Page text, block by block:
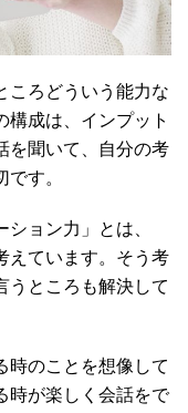
ころどういう能力な
構成は、インプット
を聞いて、自分の考
す。
ョン力」とは、
えています。そう考
うところも解決して
時のことを想像して
時が楽しく会話をで